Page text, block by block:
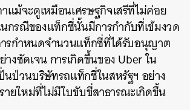
แม้จะดูเหมือนเศรษฐกิจเสรีที่ไม่ค่อย
กรณีของแท็กซี่นั้นมีการกำกับที่เข้มงวด
รกำหนดจำนวนแท็กซี่ที่ได้รับอนุญาต
างชัดเจนการเกิดขึ้นของUberใน
นป่วนบริษัทรถแท็กซี่ในสหรัฐฯ อย่าง
รายใหม่ที่ไม่มีใบขับขี่สาธารณะเกิดขึ้น